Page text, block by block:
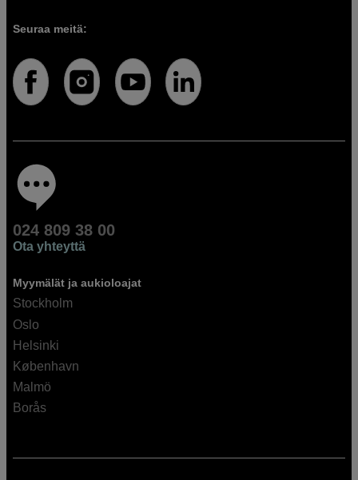
Seuraa meitä:
024 809 38 00
Ota yhteyttä
Myymälät ja aukioloajat
Stockholm
Oslo
Helsinki
København
Malmö
Borås